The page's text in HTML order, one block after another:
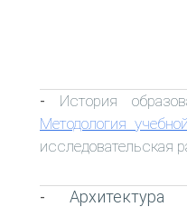
- История
Методология
исследовательская
-